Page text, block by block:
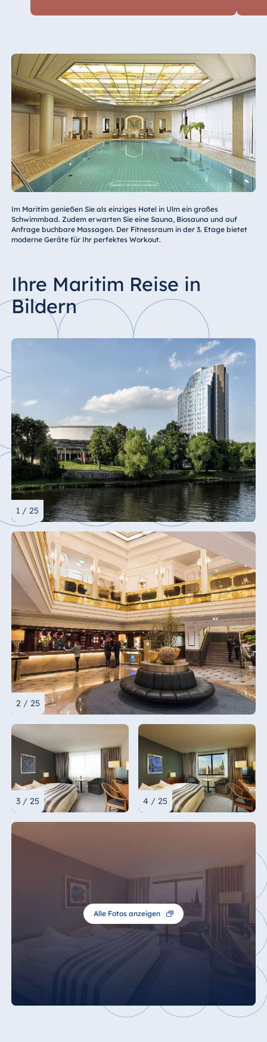
MyMaritim
Late Check-out (auf
Anfrage und
Verfügbarkeit)
Von 12 bis 18 Uhr
Bis 16 Uhr für
MyMaritim
Mitglieder (Gold,
Platinum)
Im Maritim genießen Sie als einziges Hotel in Ulm ein großes
Schwimmbad. Zudem erwarten Sie eine Sauna, Biosauna und auf
Anfrage buchbare Massagen. Der Fitnessraum in der 3. Etage bietet
moderne Geräte für Ihr perfektes Workout.
Ihre Maritim Reise in
Bildern
1 / 25
2 / 25
3 / 25 4 / 25
Alle Fotos anzeigen